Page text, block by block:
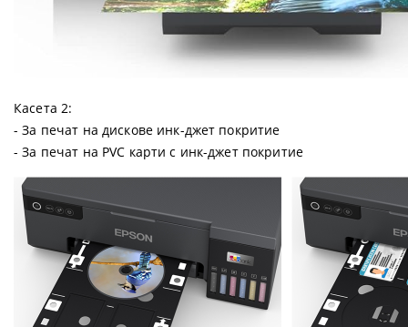
Касета 2:
- За печат на дискове инк-джет покритие
- За печат на PVC карти с инк-джет покритие